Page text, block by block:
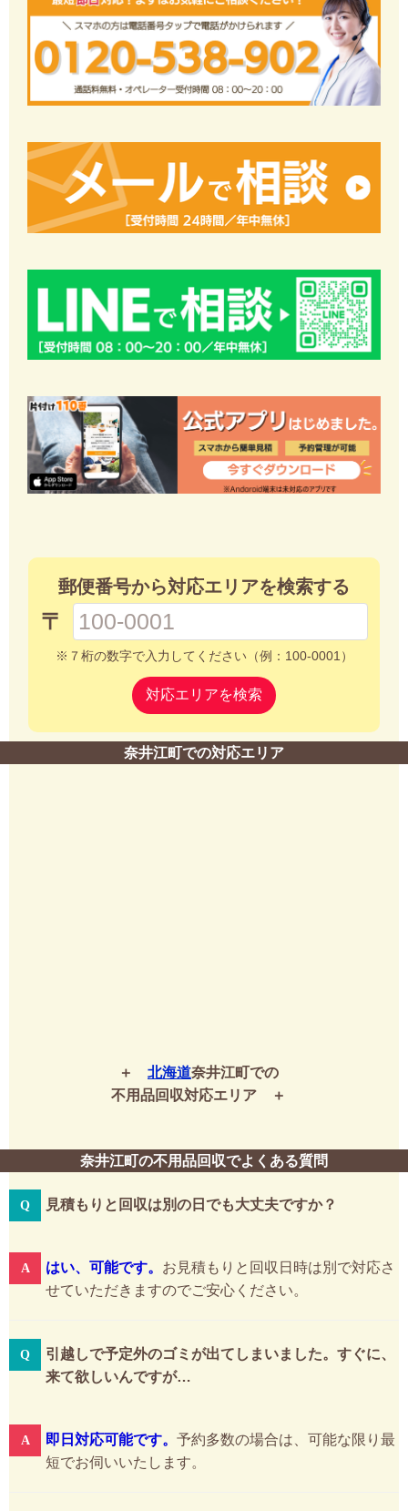
郵便番号から対応エリアを検索する
〒
※７桁の数字で入力してください（例：100-0001）
対応エリアを検索
奈井江町での対応エリア
北海道奈井江町での
不用品回収対応エリア
奈井江町の不用品回収でよくある質問
見積もりと回収は別の日でも大丈夫ですか？
はい、可能です。 お見積もりと回収日時は別で対応さ
せていただきますのでご安心ください。
引越しで予定外のゴミが出てしまいました。すぐに、
来て欲しいんですが…
即日対応可能です。 予約多数の場合は、可能な限り最
短でお伺いいたします。